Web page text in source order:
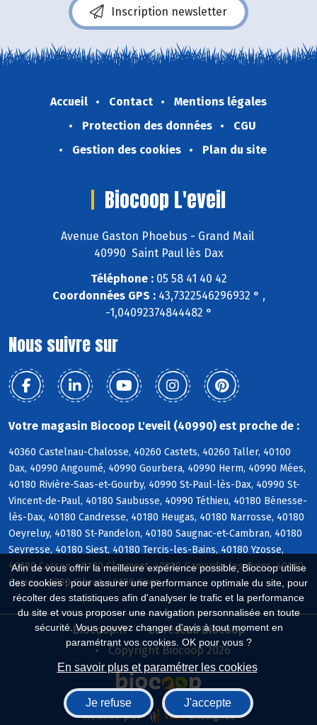
Afin de vous offrir la meilleure expérience possible, Biocoop utilise
des cookies : pour assurer une performance optimale du site, pour
récolter des statistiques afin d'analyser le trafic et la performance
du site et vous proposer une navigation personnalisée en toute
sécurité. Vous pouvez changer d'avis à tout moment en
paramétrant vos cookies. OK pour vous ?
En savoir plus et paramétrer les cookies
Je refuse J'accepte
Inscription newsletter
Accueil Contact
Mentions légales
Protection des données
CGU
Gestion des cookies
Plan du site
Biocoop L'eveil
Avenue Gaston Phoebus - Grand Mail
40990 Saint Paul lès Dax
Téléphone :05 58 41 40 42
Coordonnées GPS :43,7322546296932 ° ,
-1,04092374844482 °
Nous suivre sur
Votre magasin Biocoop L'eveil (40990) est proche de :
40360 Castelnau-Chalosse, 40260 Castets, 40260 Taller, 40100
Dax, 40990 Angoumé, 40990 Gourbera, 40990 Herm, 40990 Mées,
40180 Rivière-Saas-et-Gourby, 40990 St-Paul-lès-Dax, 40990 St-
Vincent-de-Paul, 40180 Saubusse, 40990 Téthieu, 40180 Bénesse-
lès-Dax, 40180 Candresse, 40180 Heugas, 40180 Narrosse, 40180
Oeyreluy, 40180 St-Pandelon, 40180 Saugnac-et-Cambran, 40180
Seyresse, 40180 Siest, 40180 Tercis-les-Bains, 40180 Yzosse,
40380 Cassen, 40180 Clermont, 40380 Gamarde-les-Bains, 40180
Garrey, 40380 Gibret, 40180 Goos
Biocoop.fr
Le réseau Biocoop
Copyright Biocoop 2026
Réalisé par